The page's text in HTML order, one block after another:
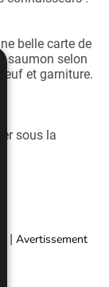
belle carte de
saumon selon
et garniture.
sous la
| Avertissement